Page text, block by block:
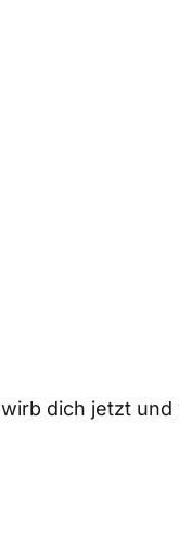
dich jetzt